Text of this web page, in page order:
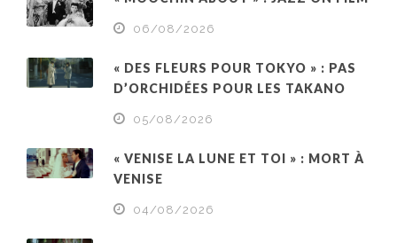
06/08/2026
« DES FLEURS POUR TOKYO » : PAS
D’ORCHIDÉES POUR LES TAKANO
05/08/2026
« VENISE LA LUNE ET TOI » : MORT À
VENISE
04/08/2026